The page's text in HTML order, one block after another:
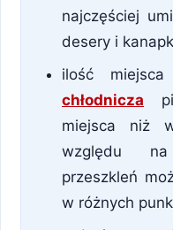
najczęściej
desery i
ilość
chłodnicza
miejsca niż
względu
przeszkleń
w różnych